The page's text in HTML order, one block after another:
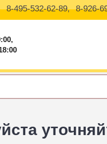
8-495-532-62-89, 8-926-